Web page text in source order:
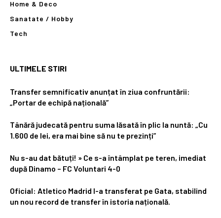
Home & Deco
Sanatate / Hobby
Tech
ULTIMELE STIRI
Transfer semnificativ anunțat în ziua confruntării:
„Portar de echipă națională”
Tânără judecată pentru suma lăsată în plic la nuntă: „Cu
1.600 de lei, era mai bine să nu te prezinți”
Nu s-au dat bătuți! » Ce s-a întâmplat pe teren, imediat
după Dinamo – FC Voluntari 4-0
Oficial: Atletico Madrid l-a transferat pe Gata, stabilind
un nou record de transfer în istoria națională.